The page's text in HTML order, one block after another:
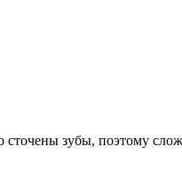
зубы, поэтому